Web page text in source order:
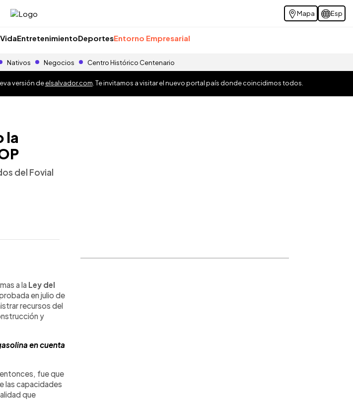
Mapa Esp
VidaEntretenimientoDeportesEntorno Empresarial
Nativos Negocios Centro Histórico Centenario
versión deelsalvador.com . Te invitamos a visitar el nuevo portal país donde coincidimos todos.
la
del Fovial
a la Ley del
en julio de
recursos del
y
en cuenta
fue que
las capacidades
que